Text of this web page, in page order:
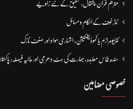
مترجم قرآن پکتھال: تحقیق کے نئے زاویے
نمازِ خوف کےاحکام و مسائل
کنزیومرازم یا کموڈیفکیشن: اشہاری مواد اور صنف نازک
سندھ طاس معاہدہ، بھارت کی ہٹ دھرمی اور حالیہ فیصلہ:
خصوصی مضامین